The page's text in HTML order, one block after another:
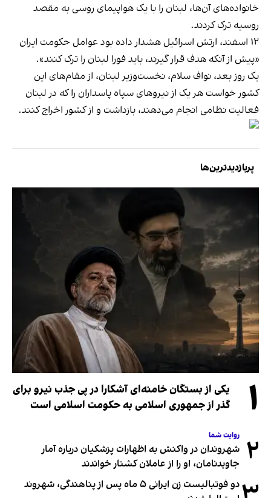
خانواده‌های آن‌ها، لبنان را با یک هواپیمای روسی به مقصد
روسیه ترک کردند.
۱۲ اسفند، ارتش اسرائیل هشدار داده بود عوامل حکومت ایران
«پیش از آنکه هدف قرار گیرند، باید فورا لبنان را ترک کنند».
یک روز بعد، نواف سلام، نخست‌وزیر لبنان، از مقام‌های این
کشور خواست هر یک از نیروهای سپاه پاسداران را که در لبنان
فعالیت نظامی انجام می‌دهند، بازداشت و از کشور اخراج کنند.
پربازدیدترین‌ها
۱
یکی از بستگان خامنه‌ای آشکارا در پی جذب نیرو برای
گذر از جمهوری اسلامی به حکومت اسلامی است
۲ روایت شما
شهروندان در واکنش به اظهارات پزشکیان درباره آمار
جاویدنامان، او را از عاملان کشتار خواندند
دو فوتبالیست زن ایرانی ۵ ماه پس از پناهندگی، شهروند